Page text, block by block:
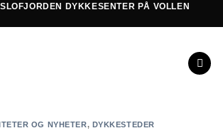
DYKKESENTER PÅ VOLLEN
OG NYHETER, DYKKESTEDER